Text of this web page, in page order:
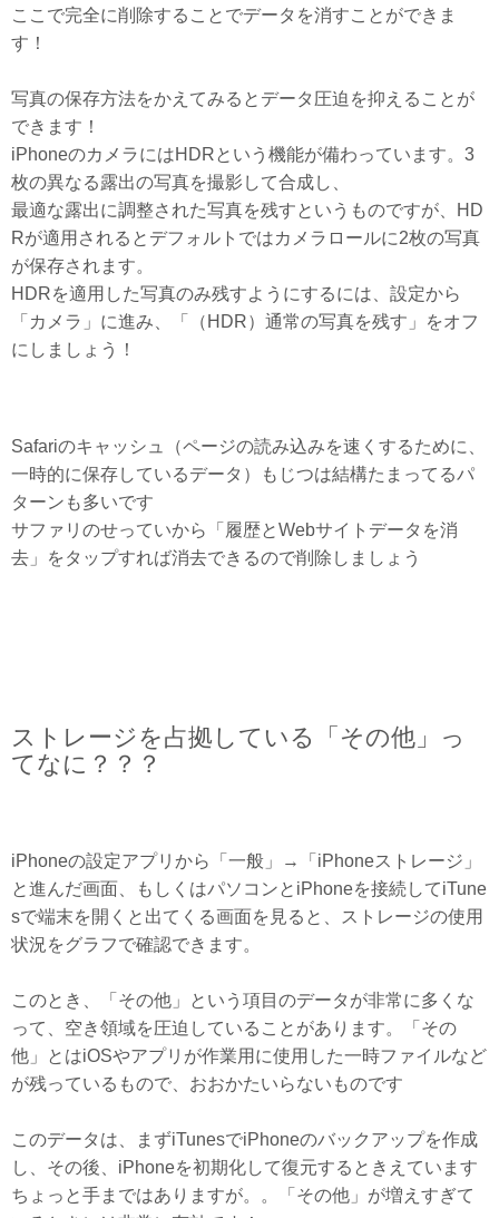
ここで完全に削除することでデータを消すことができま
す！
写真の保存方法をかえてみるとデータ圧迫を抑えることが
できます！
iPhoneのカメラにはHDRという機能が備わっています。3
枚の異なる露出の写真を撮影して合成し、
最適な露出に調整された写真を残すというものですが、HD
Rが適用されるとデフォルトではカメラロールに2枚の写真
が保存されます。
HDRを適用した写真のみ残すようにするには、設定から
「カメラ」に進み、「（HDR）通常の写真を残す」をオフ
にしましょう！
Safariのキャッシュ（ページの読み込みを速くするために、
一時的に保存しているデータ）もじつは結構たまってるパ
ターンも多いです
サファリのせっていから「履歴とWebサイトデータを消
去」をタップすれば消去できるので削除しましょう
ストレージを占拠している「その他」っ
てなに？？？
iPhoneの設定アプリから「一般」→「iPhoneストレージ」
と進んだ画面、もしくはパソコンとiPhoneを接続してiTune
sで端末を開くと出てくる画面を見ると、ストレージの使用
状況をグラフで確認できます。
このとき、「その他」という項目のデータが非常に多くな
って、空き領域を圧迫していることがあります。「その
他」とはiOSやアプリが作業用に使用した一時ファイルなど
が残っているもので、おおかたいらないものです
このデータは、まずiTunesでiPhoneのバックアップを作成
し、その後、iPhoneを初期化して復元するときえています
ちょっと手まではありますが。。「その他」が増えすぎて